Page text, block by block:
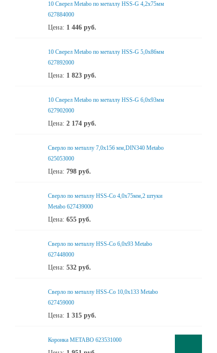
10 Сверел Metabo по металлу HSS-G 4,2x75мм
627884000
Цена: 1 446 руб.
10 Сверел Metabo по металлу HSS-G 5,0x86мм
627892000
Цена: 1 823 руб.
10 Сверел Metabo по металлу HSS-G 6,0x93мм
627902000
Цена: 2 174 руб.
Сверло по металлу 7,0x156 мм,DIN340 Metabo
625053000
Цена: 798 руб.
Сверло по металлу HSS-Co 4,0x75мм,2 штуки
Metabo 627439000
Цена: 655 руб.
Сверло по металлу HSS-Co 6,0x93 Metabo
627448000
Цена: 532 руб.
Сверло по металлу HSS-Co 10,0x133 Metabo
627459000
Цена: 1 315 руб.
Коронка METABO 623531000